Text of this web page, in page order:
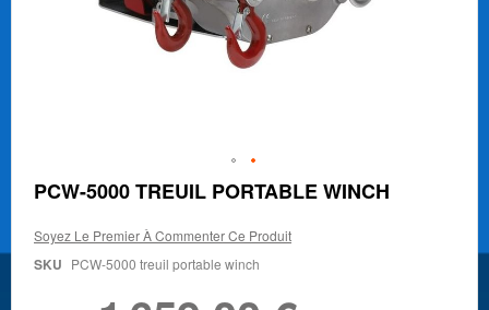
Skip
to
beginning
of
PCW-5000 TREUIL PORTABLE WINCH
Soyez Le Premier À Commenter Ce Produit
SKU PCW-5000 treuil portable winch